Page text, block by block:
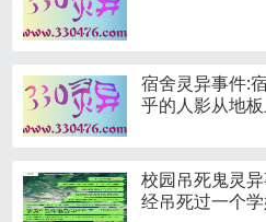
宿舍灵异事件:
乎的人影从地
校园吊死鬼灵
经吊死过一个